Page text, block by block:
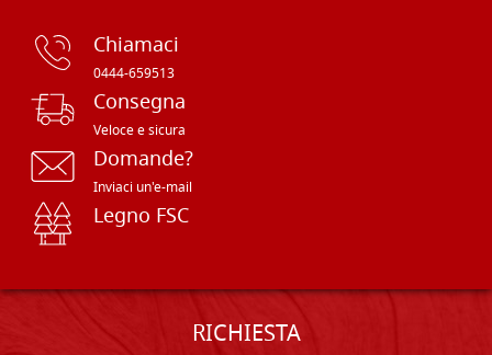
Chiamaci
0444-659513
Consegna
Veloce e sicura
Domande?
Inviaci un'e-mail
Legno FSC
RICHIESTA